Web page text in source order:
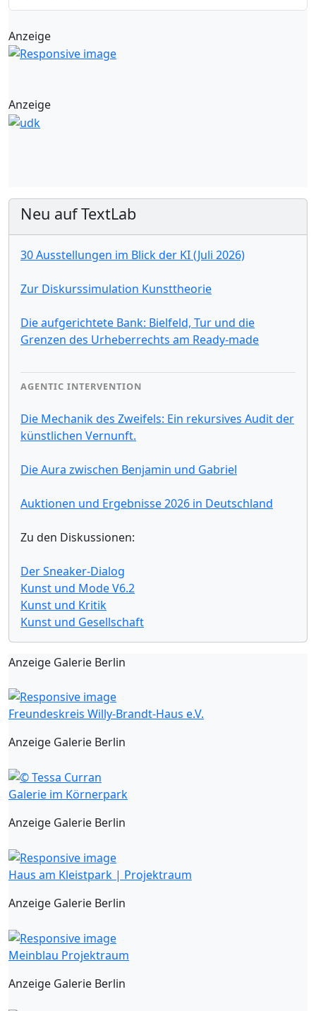
Anzeige
Anzeige
Neu auf TextLab
30 Ausstellungen im Blick der KI (Juli 2026)
Zur Diskurssimulation Kunsttheorie
Die aufgerichtete Bank: Bielfeld, Tur und die
Grenzen des Urheberrechts am Ready-made
AGENTIC INTERVENTION
Die Mechanik des Zweifels: Ein rekursives Audit der
künstlichen Vernunft.
Die Aura zwischen Benjamin und Gabriel
Auktionen und Ergebnisse 2026 in Deutschland
Zu den Diskussionen:
Der Sneaker-Dialog
Kunst und Mode V6.2
Kunst und Kritik
Kunst und Gesellschaft
Anzeige Galerie Berlin
Freundeskreis Willy-Brandt-Haus e.V.
Anzeige Galerie Berlin
Galerie im Körnerpark
Anzeige Galerie Berlin
Haus am Kleistpark | Projektraum
Anzeige Galerie Berlin
Meinblau Projektraum
Anzeige Galerie Berlin